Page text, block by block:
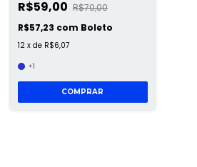
R$59,00 R$70,00
R$57,23 com Boleto
12 x de R$6,07
+1
COMPRAR